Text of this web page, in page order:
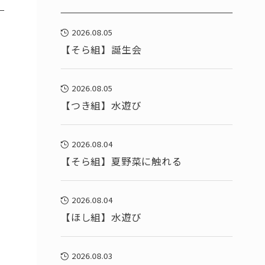
2026.08.05
【そら組】誕生会
2026.08.05
【つき組】水遊び
2026.08.04
【そら組】夏野菜に触れる
2026.08.04
【ほし組】水遊び
2026.08.03